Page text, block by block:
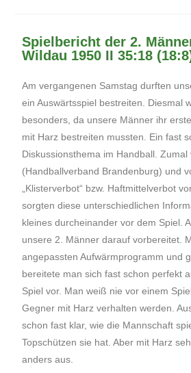
Spielbericht der 2.
Wildau 1950 II 35:18
Am vergangenen Samstag durften
ein Auswärtsspiel bestreiten. Diesmal
besonders, da unsere Männer ihr
mit Harz bestreiten mussten. Ein fast
Diskussionsthema im Handball. Zumal
(Handballverband Brandenburg) und
„Klisterverbot“ bzw. Haftmittelverbot
sorgten diese unterschiedlichen
kleines durcheinander vor dem Spiel.
unsere 2. Männer darauf vorbereitet.
angepassten Aufwärmprogramm und
bereitete man sich fast schon perfekt
Spiel vor. Man weiß nie vor einem
Gegner mit Harz verhalten werden.
schon fast klar, wie die Mannschaft
Topschützen sie hat. Aber mit Harz
anders aus.